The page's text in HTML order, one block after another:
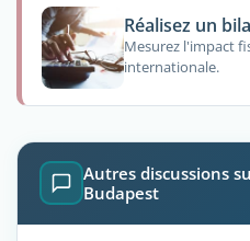
Réalisez un
Mesurez l'impact
internationale.
Autres discussions
Budapest